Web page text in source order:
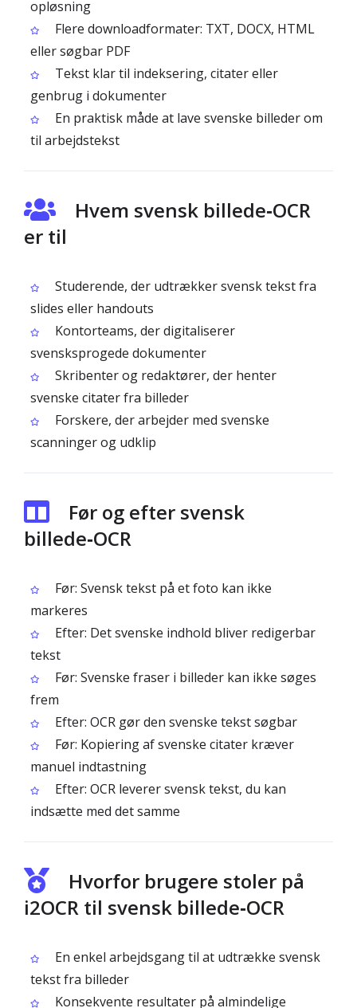
opløsning
Flere downloadformater: TXT, DOCX, HTML
eller søgbar PDF
Tekst klar til indeksering, citater eller
genbrug i dokumenter
En praktisk måde at lave svenske billeder om
til arbejdstekst
Hvem svensk billede‑OCR
er til
Studerende, der udtrækker svensk tekst fra
slides eller handouts
Kontorteams, der digitaliserer
svensksprogede dokumenter
Skribenter og redaktører, der henter
svenske citater fra billeder
Forskere, der arbejder med svenske
scanninger og udklip
Før og efter svensk
billede‑OCR
Før: Svensk tekst på et foto kan ikke
markeres
Efter: Det svenske indhold bliver redigerbar
tekst
Før: Svenske fraser i billeder kan ikke søges
frem
Efter: OCR gør den svenske tekst søgbar
Før: Kopiering af svenske citater kræver
manuel indtastning
Efter: OCR leverer svensk tekst, du kan
indsætte med det samme
Hvorfor brugere stoler på
i2OCR til svensk billede‑OCR
En enkel arbejdsgang til at udtrække svensk
tekst fra billeder
Konsekvente resultater på almindelige